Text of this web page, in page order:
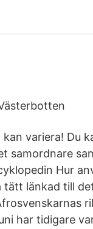
variera! Du
samordnare
Hur
länkad till
har tidigare